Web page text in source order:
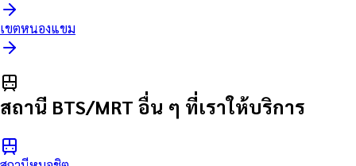
เขตหนองแขม
สถานี BTS/MRT อื่น ๆ ที่เราให้บริการ